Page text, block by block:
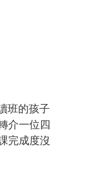
班的孩子
介一位四
完成度沒